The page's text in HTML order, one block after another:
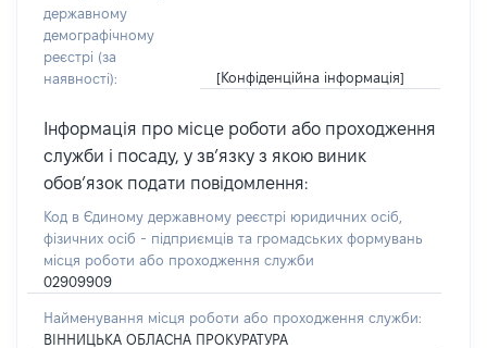
державному
демографічному
реєстрі (за
наявності):
[Конфіденційна інформація]
Інформація про місце роботи або проходження
служби і посаду, у зв’язку з якою виник
обов’язок подати повідомлення:
Код в Єдиному державному реєстрі юридичних осіб,
фізичних осіб - підприємців та громадських формувань
місця роботи або проходження служби
02909909
Найменування місця роботи або проходження служби:
ВІННИЦЬКА ОБЛАСНА ПРОКУРАТУРА